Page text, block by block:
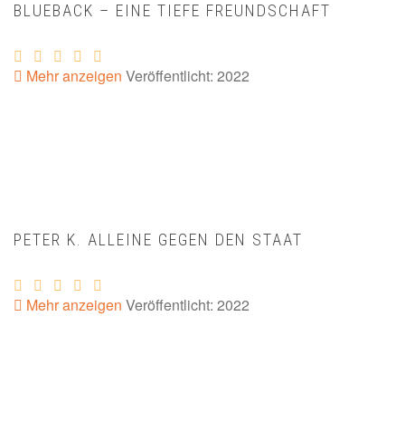
BLUEBACK – EINE TIEFE FREUNDSCHAFT
Mehr anzeigen Veröffentlicht: 2022
PETER K. ALLEINE GEGEN DEN STAAT
Mehr anzeigen Veröffentlicht: 2022